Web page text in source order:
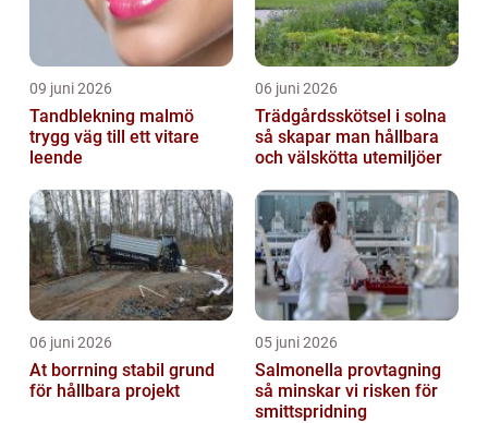
09 juni 2026
Tandblekning malmö
trygg väg till ett vitare
leende
06 juni 2026
Trädgårdsskötsel i solna
så skapar man hållbara
och välskötta utemiljöer
06 juni 2026
At borrning stabil grund
för hållbara projekt
05 juni 2026
Salmonella provtagning
så minskar vi risken för
smittspridning